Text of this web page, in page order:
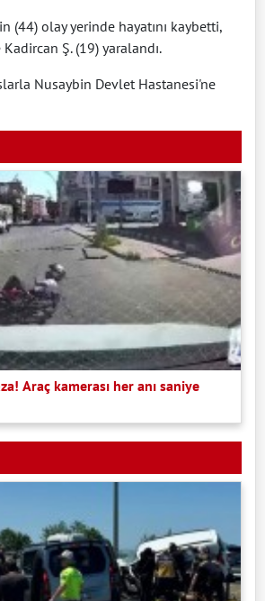
(44) olay yerinde hayatını kaybetti,
Ş. (19) yaralandı.
Nusaybin Devlet Hastanesi'ne
Araç kamerası her anı saniye